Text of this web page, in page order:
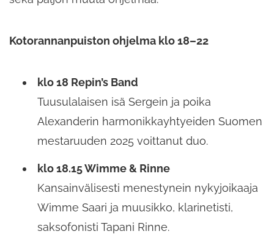
Kotorannanpuiston ohjelma klo 18–22
klo 18 Repin’s Band
Tuusulalaisen isä Sergein ja poika
Alexanderin harmonikkayhtyeiden Suomen
mestaruuden 2025 voittanut duo.
klo 18.15 Wimme & Rinne
Kansainvälisesti menestynein nykyjoikaaja
Wimme Saari ja muusikko, klarinetisti,
saksofonisti Tapani Rinne.